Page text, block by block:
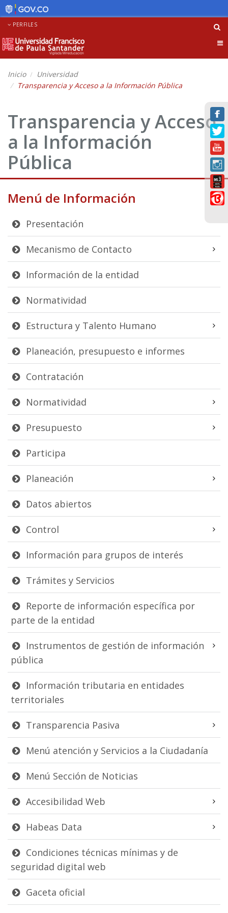
PERFILES
Inicio
Universidad
Transparencia y Acceso a la Información Pública
Transparencia y Acceso
a la Información
Pública
Menú de Información
Presentación
Mecanismo de Contacto
Información de la entidad
Normatividad
Estructura y Talento Humano
Planeación, presupuesto e informes
Contratación
Normatividad
Presupuesto
Participa
Planeación
Datos abiertos
Control
Información para grupos de interés
Trámites y Servicios
Reporte de información específica por
parte de la entidad
Instrumentos de gestión de información
pública
Información tributaria en entidades
territoriales
Transparencia Pasiva
Menú atención y Servicios a la Ciudadanía
Menú Sección de Noticias
Accesibilidad Web
Habeas Data
Condiciones técnicas mínimas y de
seguridad digital web
Gaceta oficial